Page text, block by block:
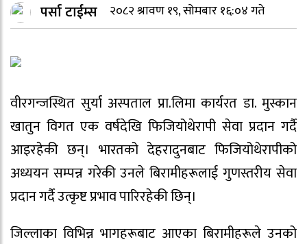
पर्सा टाईम्स २०८२ श्रावण १९, सोमबार १६:०४ गते
वीरगन्जस्थित सुर्या अस्पताल प्रा.लिमा कार्यरत डा. मुस्कान
खातुन विगत एक वर्षदेखि फिजियोथेरापी सेवा प्रदान गर्दै
आइरहेकी छन्। भारतको देहरादुनबाट फिजियोथेरापीको
अध्ययन सम्पन्न गरेकी उनले बिरामीहरूलाई गुणस्तरीय सेवा
प्रदान गर्दै उत्कृष्ट प्रभाव पारिरहेकी छिन्।
जिल्लाका विभिन्न भागहरूबाट आएका बिरामीहरूले उनको